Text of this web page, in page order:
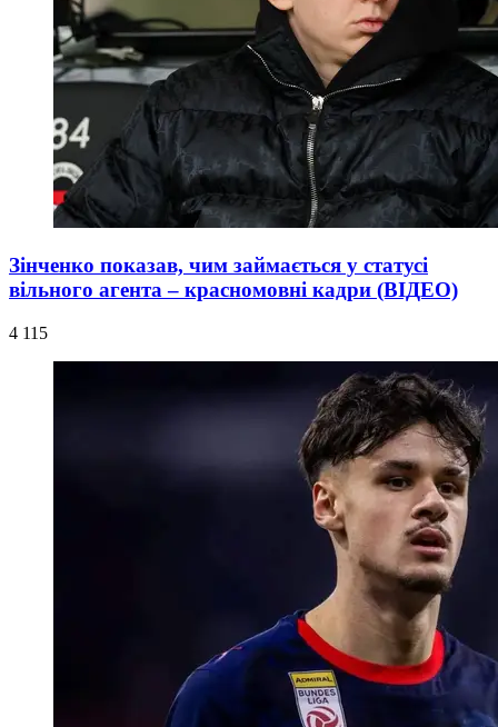
Зінченко показав, чим займається у статусі
вільного агента – красномовні кадри (ВІДЕО)
4 115